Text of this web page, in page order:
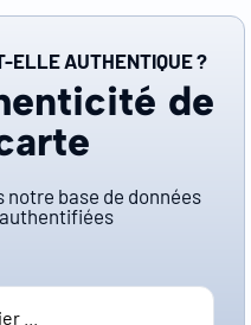
ELLE AUTHENTIQUE ?
de
base de données